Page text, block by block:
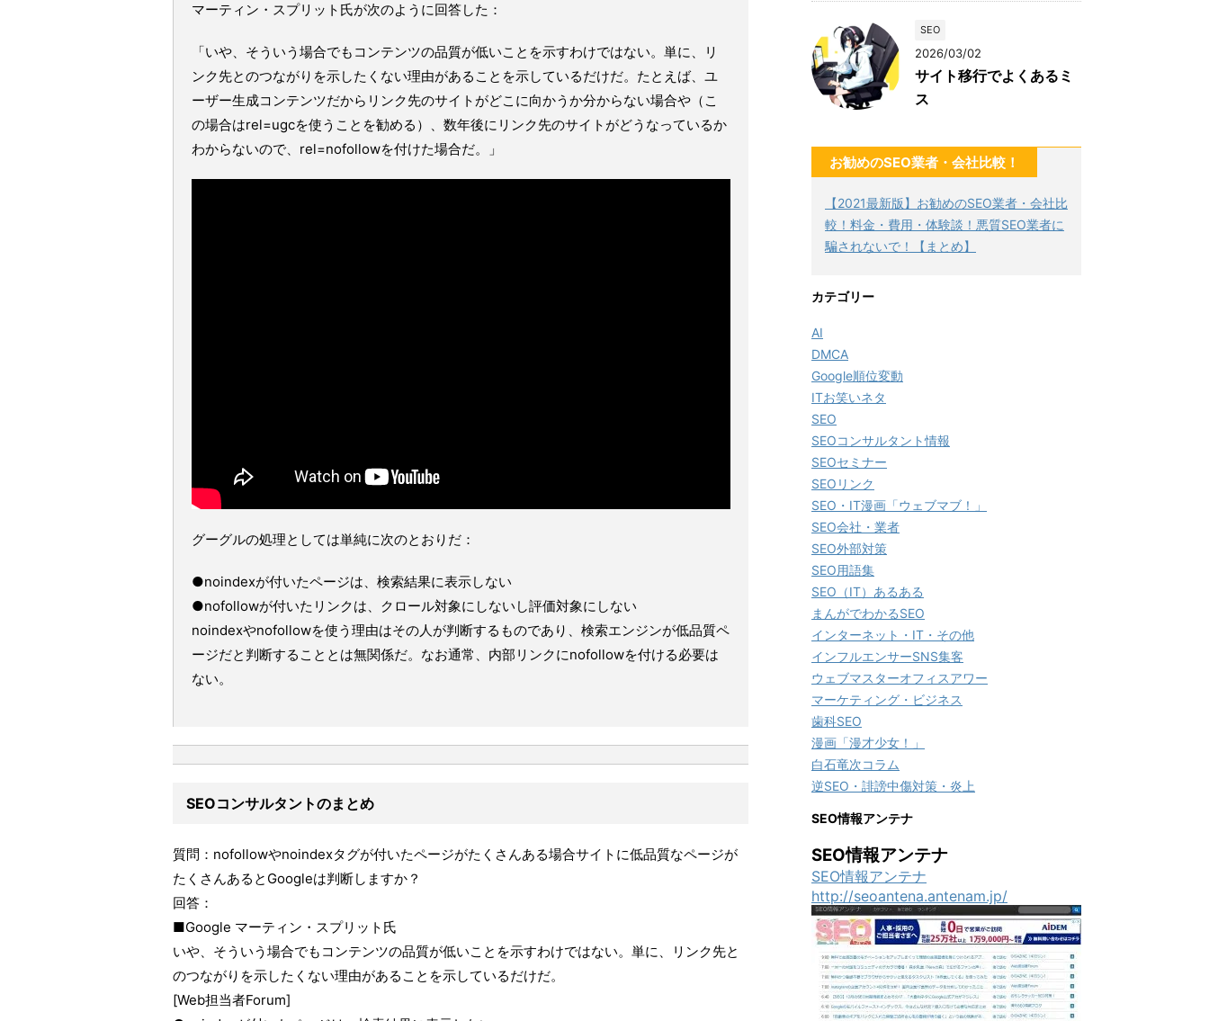
マーティン・スプリット氏が次のように回答した：
「いや、そういう場合でもコンテンツの品質が低いことを示すわけではない。単に、リ
ンク先とのつながりを示したくない理由があることを示しているだけだ。たとえば、ユ
ーザー生成コンテンツだからリンク先のサイトがどこに向かうか分からない場合や（こ
の場合はrel=ugcを使うことを勧める）、数年後にリンク先のサイトがどうなっているか
わからないので、rel=nofollowを付けた場合だ。」
グーグルの処理としては単純に次のとおりだ：
●noindexが付いたページは、検索結果に表示しない
●nofollowが付いたリンクは、クロール対象にしないし評価対象にしない
noindexやnofollowを使う理由はその人が判断するものであり、検索エンジンが低品質ペ
ージだと判断することとは無関係だ。なお通常、内部リンクにnofollowを付ける必要は
ない。
SEOコンサルタントのまとめ
質問：nofollowやnoindexタグが付いたページがたくさんある場合サイトに低品質なページが
たくさんあるとGoogleは判断しますか？
回答：
■Google マーティン・スプリット氏
いや、そういう場合でもコンテンツの品質が低いことを示すわけではない。単に、リンク先と
のつながりを示したくない理由があることを示しているだけだ。
[Web担当者Forum]
SEO
2026/03/02
サイト移行でよくあるミ
ス
お勧めのSEO業者・会社比較！
【2021最新版】お勧めのSEO業者・会社比
較！料金・費用・体験談！悪質SEO業者に
騙されないで！【まとめ】
カテゴリー
AI
DMCA
Google順位変動
ITお笑いネタ
SEO
SEOコンサルタント情報
SEOセミナー
SEOリンク
SEO・IT漫画「ウェブマブ！」
SEO会社・業者
SEO外部対策
SEO用語集
SEO（IT）あるある
まんがでわかるSEO
インターネット・IT・その他
インフルエンサーSNS集客
ウェブマスターオフィスアワー
マーケティング・ビジネス
歯科SEO
漫画「漫才少女！」
白石竜次コラム
逆SEO・誹謗中傷対策・炎上
SEO情報アンテナ
SEO情報アンテナ
SEO情報アンテナ
http://seoantena.antenam.jp/